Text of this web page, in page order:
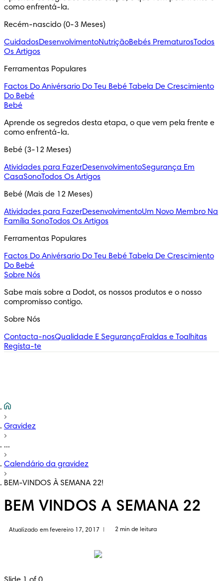
como enfrentá-la.
Recém-nascido (0-3 Meses)
CuidadosDesenvolvimentoNutriçãoBebés PrematurosTodos
Os Artigos
Ferramentas Populares
Factos Do Anivérsario Do Teu Bebé Tabela De Crescimiento
Do Bebé
Bebé
Aprende os segredos desta etapa, o que vem pela frente e
como enfrentá-la.
Bebé (3-12 Meses)
Atividades para FazerDesenvolvimentoSegurança Em
CasaSonoTodos Os Artigos
Bebé (Mais de 12 Meses)
Atividades para FazerDesenvolvimentoUm Novo Membro Na
Família SonoTodos Os Artigos
Ferramentas Populares
Factos Do Anivérsario Do Teu Bebé Tabela De Crescimiento
Do Bebé
Sobre Nós
Sabe mais sobre a Dodot, os nossos produtos e o nosso
compromisso contigo.
Sobre Nós
Contacta-nosQualidade E SegurançaFraldas e Toalhitas
Regista-te
Gravidez
...
Calendário da gravidez
BEM-VINDOS À SEMANA 22!
BEM VINDOS A SEMANA 22
Atualizado em fevereiro 17, 2017 2 min de leitura